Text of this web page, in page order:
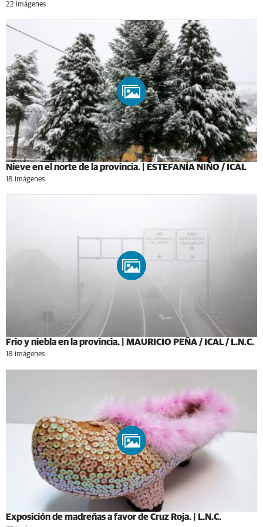
22 imágenes
Nieve en el norte de la provincia. | ESTEFANÍA NIÑO / ICAL
18 imágenes
Frio y niebla en la provincia. | MAURICIO PEÑA / ICAL / L.N.C.
18 imágenes
Exposición de madreñas a favor de Cruz Roja. | L.N.C.